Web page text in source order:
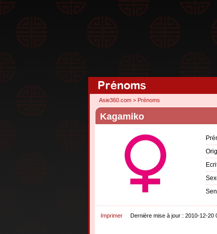
Prénoms
Asie360.com > Prénoms
Kagamiko
Imprimer Dernière mise à jour : 2010-12-20